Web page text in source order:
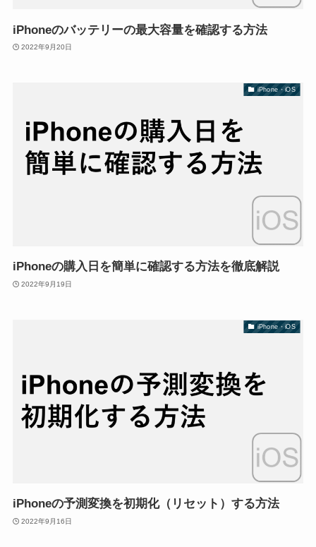
iPhoneのバッテリーの最大容量を確認する方法
2022年9月20日
iPhone・iOS
iPhoneの購入日を簡単に確認する方法を徹底解説
2022年9月19日
iPhone・iOS
iPhoneの予測変換を初期化（リセット）する方法
2022年9月16日